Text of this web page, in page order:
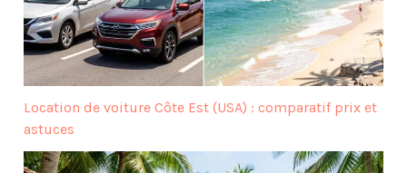
Location de voiture Côte Est (USA) : comparatif prix et
astuces